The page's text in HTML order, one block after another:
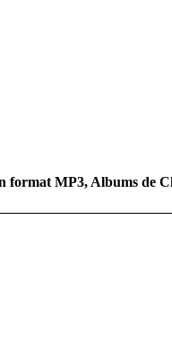
format MP3, Albums de